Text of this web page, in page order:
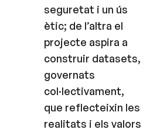
seguretat i un ús
ètic; de l’altra el
projecte aspira a
construir datasets,
governats
col·lectivament,
que reflecteixin les
realitats i els valors